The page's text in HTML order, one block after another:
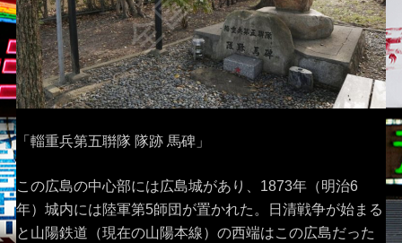
「輜重兵第五聨隊 隊跡 馬碑」
この広島の中心部には広島城があり、1873年（明治6
年）城内には陸軍第5師団が置かれた。日清戦争が始まる
と山陽鉄道（現在の山陽本線）の西端はこの広島だった